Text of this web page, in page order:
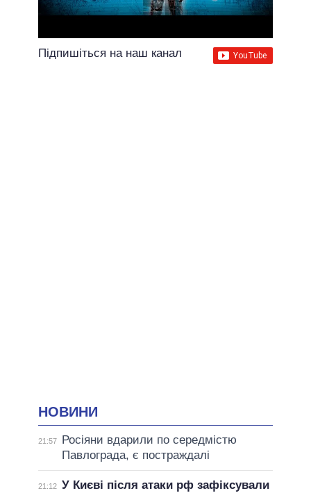
Підпишіться на наш канал
НОВИНИ
21:57
Росіяни вдарили по середмістю
Павлограда, є постраждалі
21:12 У Києві після атаки рф зафіксували